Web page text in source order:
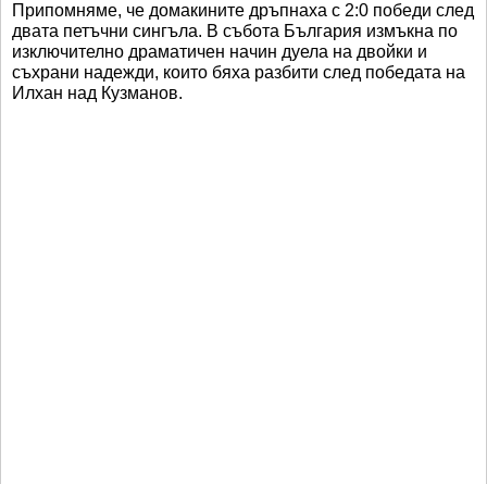
Припомняме, че домакините дръпнаха с 2:0 победи след
двата петъчни сингъла. В събота България измъкна по
изключително драматичен начин дуела на двойки и
съхрани надежди, които бяха разбити след победата на
Илхан над Кузманов.